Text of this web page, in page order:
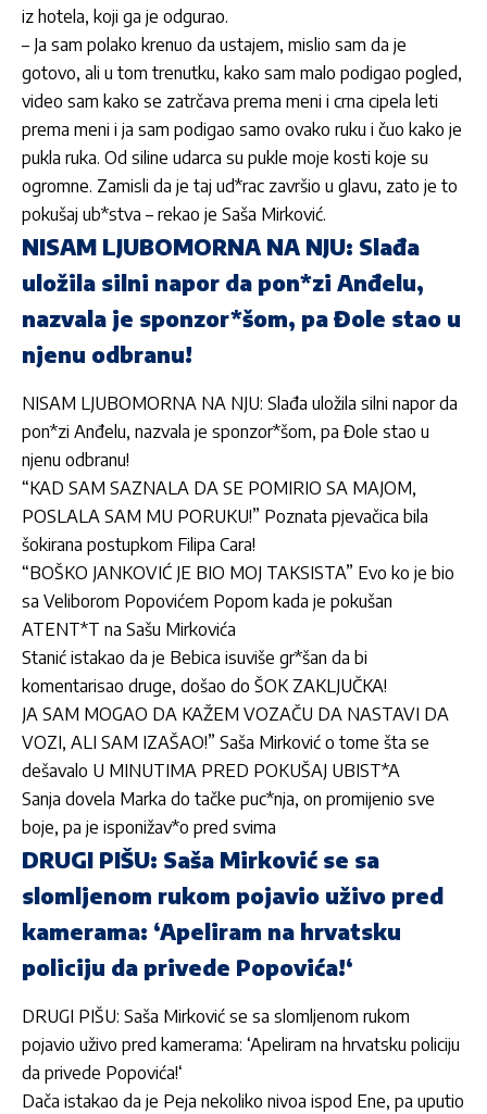
iz hotela, koji ga je odgurao.
– Ja sam polako krenuo da ustajem, mislio sam da je
gotovo, ali u tom trenutku, kako sam malo podigao pogled,
video sam kako se zatrčava prema meni i crna cipela leti
prema meni i ja sam podigao samo ovako ruku i čuo kako je
pukla ruka. Od siline udarca su pukle moje kosti koje su
ogromne. Zamisli da je taj ud*rac završio u glavu, zato je to
pokušaj ub*stva – rekao je Saša Mirković.
NISAM LJUBOMORNA NA NJU: Slađa
uložila silni napor da pon*zi Anđelu,
nazvala je sponzor*šom, pa Đole stao u
njenu odbranu!
NISAM LJUBOMORNA NA NJU: Slađa uložila silni napor da
pon*zi Anđelu, nazvala je sponzor*šom, pa Đole stao u
njenu odbranu!
“KAD SAM SAZNALA DA SE POMIRIO SA MAJOM,
POSLALA SAM MU PORUKU!” Poznata pjevačica bila
šokirana postupkom Filipa Cara!
“BOŠKO JANKOVIĆ JE BIO MOJ TAKSISTA” Evo ko je bio
sa Veliborom Popovićem Popom kada je pokušan
ATENT*T na Sašu Mirkovića
Stanić istakao da je Bebica isuviše gr*šan da bi
komentarisao druge, došao do ŠOK ZAKLJUČKA!
JA SAM MOGAO DA KAŽEM VOZAČU DA NASTAVI DA
VOZI, ALI SAM IZAŠAO!” Saša Mirković o tome šta se
dešavalo U MINUTIMA PRED POKUŠAJ UBIST*A
Sanja dovela Marka do tačke puc*nja, on promijenio sve
boje, pa je isponižav*o pred svima
DRUGI PIŠU: Saša Mirković se sa
slomljenom rukom pojavio uživo pred
kamerama: ‘Apeliram na hrvatsku
policiju da privede Popovića!‘
DRUGI PIŠU: Saša Mirković se sa slomljenom rukom
pojavio uživo pred kamerama: ‘Apeliram na hrvatsku policiju
da privede Popovića!‘
Dača istakao da je Peja nekoliko nivoa ispod Ene, pa uputio